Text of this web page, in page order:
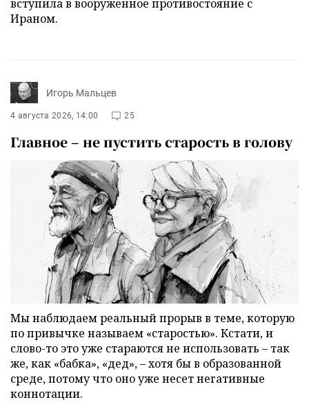
вступила в вооруженное противостояние с
Ираном.
Игорь Мальцев
4 августа 2026, 14:00 25
Главное – не пустить старость в голову
Мы наблюдаем реальный прорыв в теме, которую
по привычке называем «старостью». Кстати, и
слово-то это уже стараются не использовать – так
же, как «бабка», «дед», – хотя бы в образованной
среде, потому что оно уже несет негативные
коннотации.